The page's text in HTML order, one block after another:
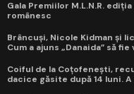
Gala Premiilor M.L.N.R.
românesc
Brâncuși, Nicole Kidman și
Cum a ajuns „Danaida” să
Coiful de la Coțofenești,
dacice găsite după 14 luni.